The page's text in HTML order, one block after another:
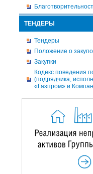
ТЕНДЕРЫ
Тендеры
Положение о
Закупки
Кодекс поведения
(подрядчика,
«Газпром» и